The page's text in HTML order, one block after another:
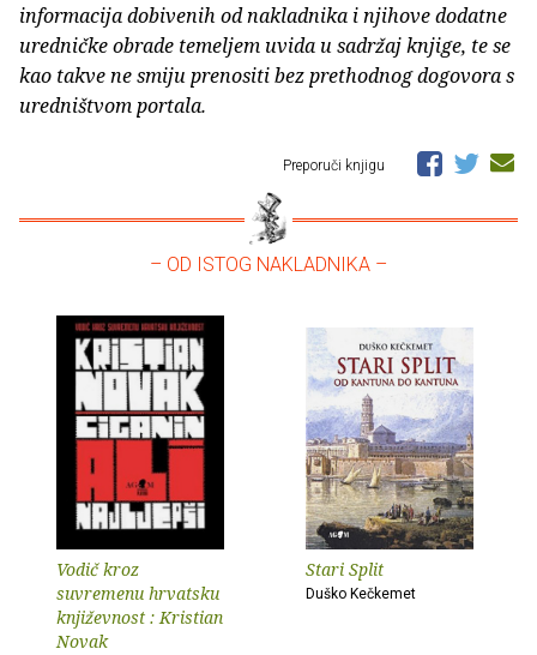
informacija dobivenih od nakladnika i njihove dodatne
uredničke obrade temeljem uvida u sadržaj knjige, te se
kao takve ne smiju prenositi bez prethodnog dogovora s
uredništvom portala.
Preporuči knjigu
– OD ISTOG NAKLADNIKA –
Vodič kroz
suvremenu hrvatsku
književnost : Kristian
Novak
Stari Split
Duško Kečkemet